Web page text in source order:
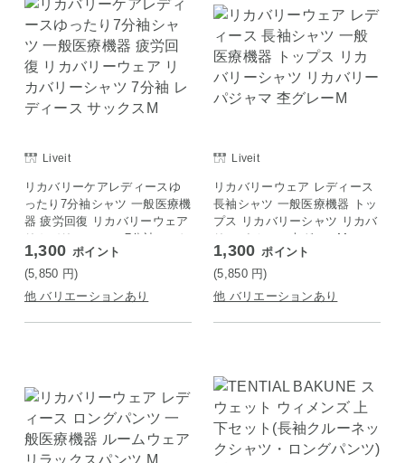
Liveit
リカバリーケアレディースゆ
ったり7分袖シャツ 一般医療機
器 疲労回復 リカバリーウェア
リカバリーシャツ 7分袖 レデ
ィース サックスM
1,300 ポイント
(5,850 円)
他 バリエーションあり
Liveit
リカバリーウェア レディース
長袖シャツ 一般医療機器 トッ
プス リカバリーシャツ リカバ
リーパジャマ 杢グレーM
1,300 ポイント
(5,850 円)
他 バリエーションあり